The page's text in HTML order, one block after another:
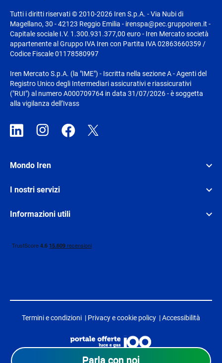
Tutti i diritti riservati © 2010-2026 Iren S.p.A. - Via Nubi di
Magellano, 30 - 42123 Reggio Emilia - irenspa@pec.gruppoiren.it -
Capitale sociale I.V. 1.300.931.377,00 euro - Iren Mercato società
appartenente al Gruppo IVA Iren con Partita IVA 02863660359 /
Codice Fiscale 01178580997
Iren Mercato S.p.A. (la "IME") - Iscritta nella sezione A - Agenti del
Registro Unico degli Intermediari assicurativi e riassicurativi
("RUI") al numero A000709764 in data 31/07/2026 - è soggetta
alla vigilanza dell’Ivass
Mondo Iren
I nostri servizi
Informazioni utili
Termini e condizioni | Privacy e cookie policy |Accessibilità
Parla con noi